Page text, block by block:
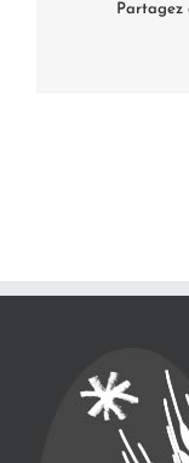
Partagez